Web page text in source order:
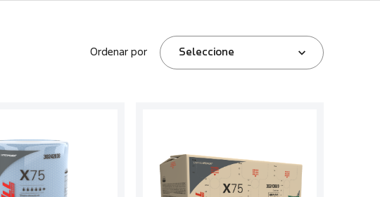
Ordenar por Seleccione